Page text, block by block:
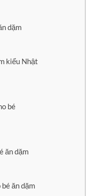
dặm
kiểu Nhật
bé
ăn dặm
ăn dặm